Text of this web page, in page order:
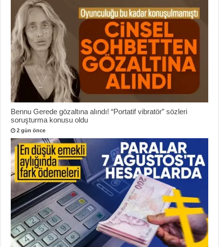
Bennu Gerede gözaltına alındı! “Portatif vibratör” sözleri
soruşturma konusu oldu
2 gün önce